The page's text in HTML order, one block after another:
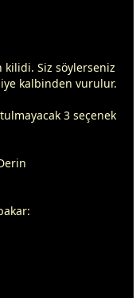
kilidi. Siz söylerseniz
kalbinden vurulur.
3 seçenek